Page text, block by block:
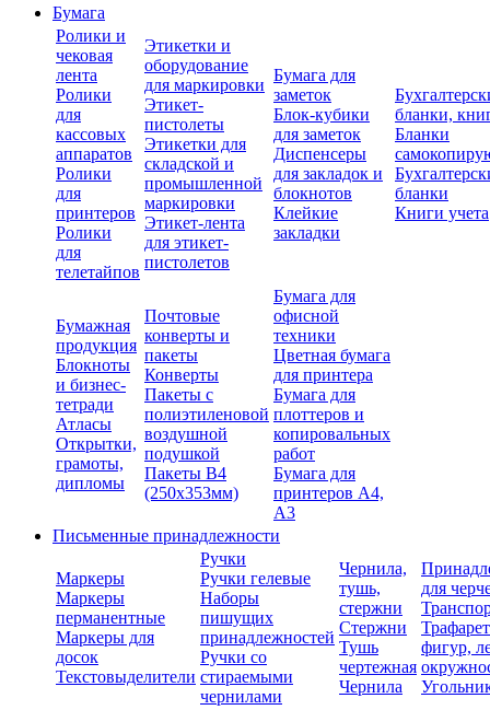
Бумага
Ролики и
чековая
лента
Ролики
для
кассовых
аппаратов
Ролики
для
принтеров
Ролики
для
телетайпов
Этикетки и
оборудование
для маркировки
Этикет-
пистолеты
Этикетки для
складской и
промышленной
маркировки
Этикет-лента
для этикет-
пистолетов
Бумага для
заметок
Блок-кубики
для заметок
Диспенсеры
для закладок и
блокнотов
Клейкие
закладки
бланки,
Бланки
бланки
Книги учета
Бумажная
продукция
Блокноты
и бизнес-
тетради
Атласы
Открытки,
грамоты,
дипломы
Почтовые
конверты и
пакеты
Конверты
Пакеты с
полиэтиленовой
воздушной
подушкой
Пакеты В4
(250х353мм)
Бумага для
офисной
техники
Цветная бумага
для принтера
Бумага для
плоттеров и
копировальных
работ
Бумага для
принтеров А4,
А3
Письменные принадлежности
Маркеры
Маркеры
перманентные
Маркеры для
досок
Текстовыделители
Ручки
Ручки гелевые
Наборы
пишущих
принадлежностей
Ручки со
стираемыми
чернилами
Чернила,
тушь,
стержни
Стержни
Тушь
чертежная
Чернила
для
фигур,